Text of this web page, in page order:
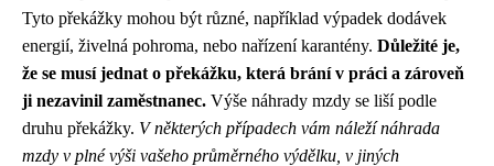
Tyto překážky mohou být různé, například výpadek dodávek
energií, živelná pohroma, nebo nařízení karantény. Důležité je,
že se musí jednat o překážku, která brání v práci a zároveň
ji nezavinil zaměstnanec. Výše náhrady mzdy se liší podle
druhu překážky. V některých případech vám náleží náhrada
mzdy v plné výši vašeho průměrného výdělku, v jiných